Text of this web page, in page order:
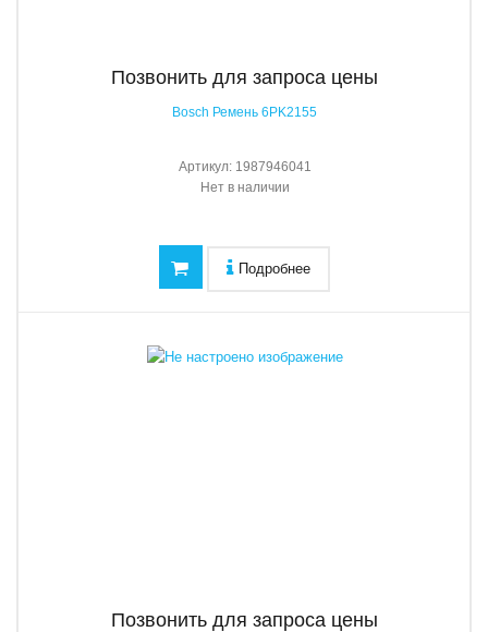
Позвонить для запроса цены
Bosch Ремень 6PK2155
Артикул:1987946041
Нет в наличии
Подробнее
Позвонить для запроса цены